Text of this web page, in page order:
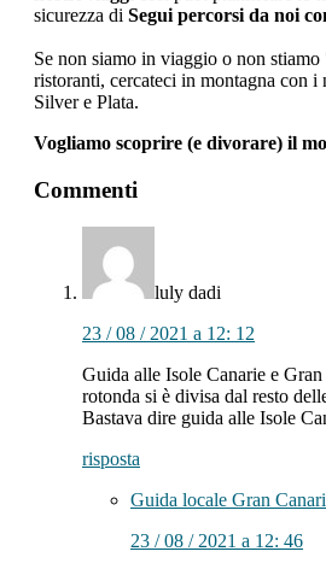
sicurezza di Segui percorsi da noi
Se non siamo in viaggio o non stiamo
ristoranti, cercateci in montagna con i
Silver e Plata.
Vogliamo scoprire (e divorare) il
interazioni
lettori
Commenti
luly dadi
23 / 08 / 2021 a 12: 12
Guida alle Isole Canarie e
rotonda si è divisa dal resto
Bastava dire guida alle Isole
risposta
Guida locale Gran
23 / 08 / 2021 a 12: 46